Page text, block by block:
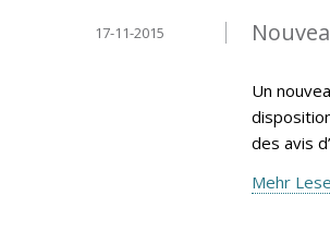
17-11-2015
Un
des avis
Mehr